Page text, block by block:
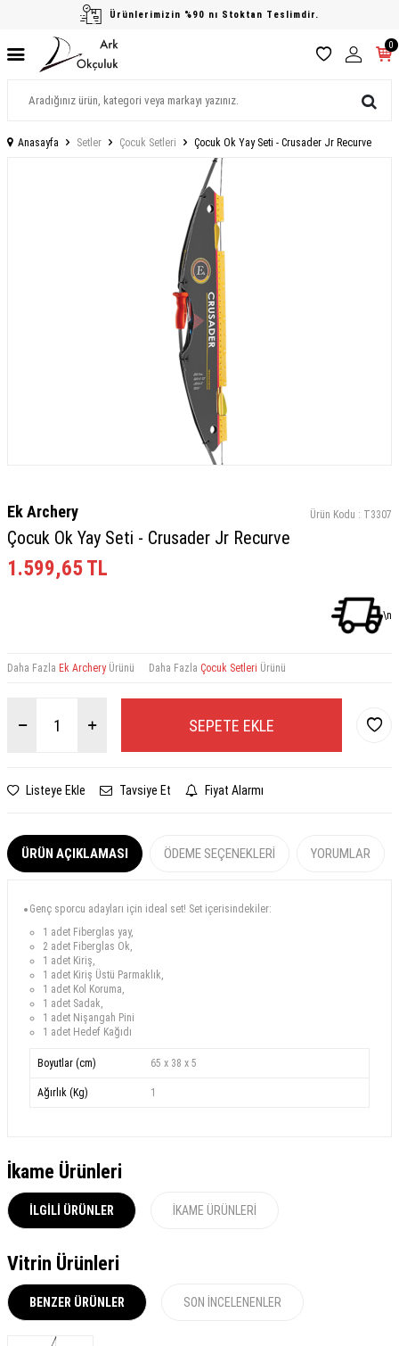
Ürünlerimizin %90 nı Stoktan Teslimdir.
0
Anasayfa Setler Çocuk Setleri Çocuk Ok Yay Seti - Crusader Jr Recurve
Ek Archery Ürün Kodu : T3307
Çocuk Ok Yay Seti - Crusader Jr Recurve
1.599,65TL
\n
Daha Fazla Ek ArcheryÜrünü Daha Fazla Çocuk Setleri Ürünü
SEPETE EKLE
Listeye Ekle Tavsiye Et Fiyat Alarmı
ÜRÜN AÇIKLAMASI ÖDEME SEÇENEKLERI YORUMLAR
Genç sporcu adayları için ideal set! Set içerisindekiler:
1 adet Fiberglas yay,
2 adet Fiberglas Ok,
1 adet Kiriş,
1 adet Kiriş Üstü Parmaklık,
1 adet Kol Koruma,
1 adet Sadak,
1 adet Nişangah Pini
1 adet Hedef Kağıdı
Boyutlar (cm) 65 x 38 x 5
Ağırlık (Kg) 1
İkame Ürünleri
İLGILI ÜRÜNLER İKAME ÜRÜNLERI
Vitrin Ürünleri
BENZER ÜRÜNLER SON İNCELENENLER